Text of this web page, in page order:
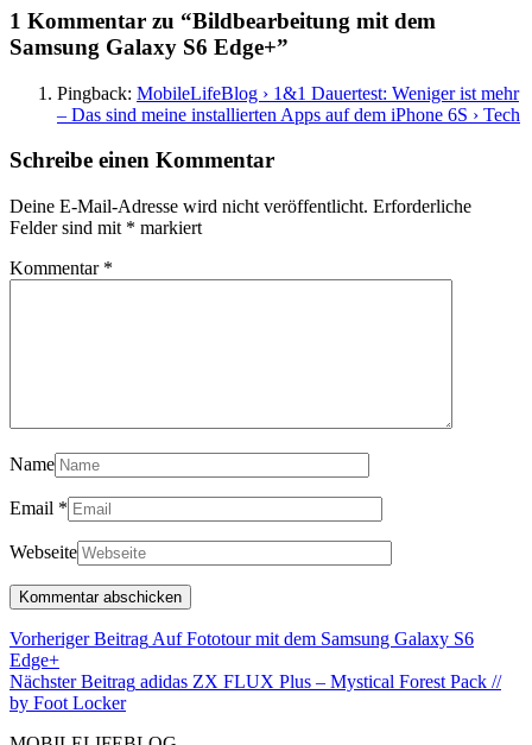
1 Kommentar zu “Bildbearbeitung mit dem
Samsung Galaxy S6 Edge+”
Pingback: MobileLifeBlog › 1&1 Dauertest: Weniger ist mehr
– Das sind meine installierten Apps auf dem iPhone 6S › Tech
Schreibe einen Kommentar
Deine E-Mail-Adresse wird nicht veröffentlicht. Erforderliche
Felder sind mit * markiert
Kommentar *
Name
Email *
Webseite
Beitragsnavigation
Vorheriger Beitrag Auf Fototour mit dem Samsung Galaxy S6
Edge+Vorheriger
Beitrag
Nächster Beitrag adidas ZX FLUX Plus – Mystical Forest Pack //
by Foot LockerNächster